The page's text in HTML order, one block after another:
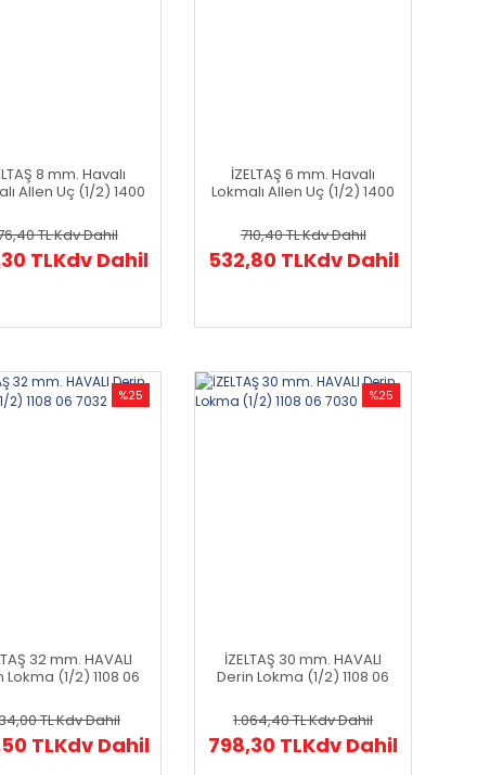
8 mm. Havalı
Allen Uç (1/2) 1400
TLKdv Dahil
TLKdv Dahil
İZELTAŞ 6 mm. Havalı
Lokmalı Allen Uç (1/2) 1400
710,40 TLKdv Dahil
532,80 TLKdv Dahil
%25
32 mm. HAVALI
Lokma (1/2) 1108 06
TLKdv Dahil
TLKdv Dahil
%25
İZELTAŞ 30 mm. HAVALI
Derin Lokma (1/2) 1108 06
1.064,40 TLKdv Dahil
798,30 TLKdv Dahil